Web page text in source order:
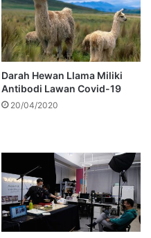
Darah Hewan Llama Miliki
Antibodi Lawan Covid-19
20/04/2020